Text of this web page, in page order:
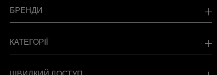
БРЕНДИ
КАТЕГОРІЇ